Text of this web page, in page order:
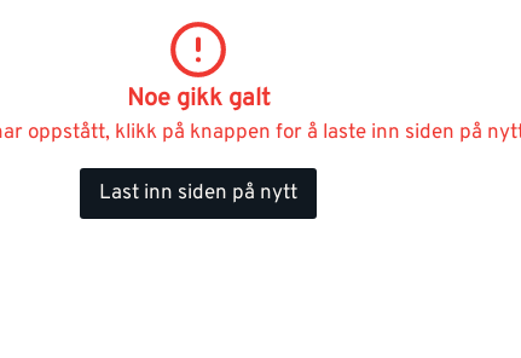
Noe gikk galt
oppstått, klikk på knappen for å laste inn siden på
Last inn siden på nytt